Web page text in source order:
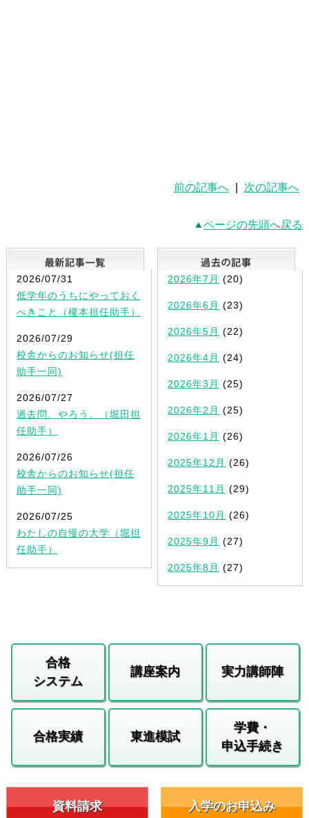
前の記事へ 次の記事へ
ページの先頭へ戻る
最新記事一覧
2026/07/31
低学年のうちにやっておく
べきこと（榎本担任助手）
2026/07/29
校舎からのお知らせ(担任
助手一同)
2026/07/27
過去問。やろう。（堀田担
任助手）
2026/07/26
校舎からのお知らせ(担任
助手一同)
2026/07/25
わたしの自慢の大学（堀担
任助手）
2026年7月 (20)
2026年6月 (23)
2026年5月 (22)
2026年4月 (24)
2026年3月 (25)
2026年2月 (25)
2026年1月 (26)
2025年12月 (26)
2025年11月 (29)
2025年10月 (26)
2025年9月 (27)
2025年8月 (27)
合格
システム
講座案内 実力講師陣
合格実績 東進模試
学費・
申込手続き
資料請求 入学のお申込み